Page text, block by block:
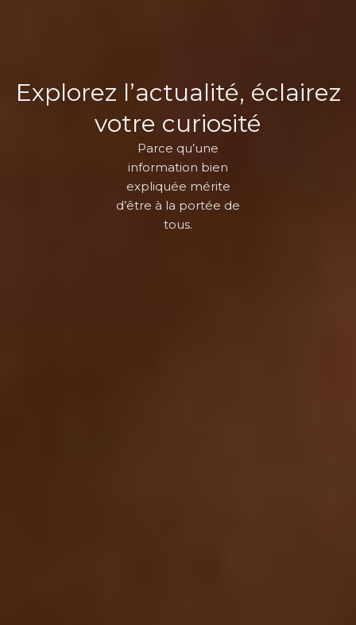
Explorez l’actualité, éclairez
votre curiosité
Parce qu’une
information bien
expliquée mérite
d’être à la portée de
tous.